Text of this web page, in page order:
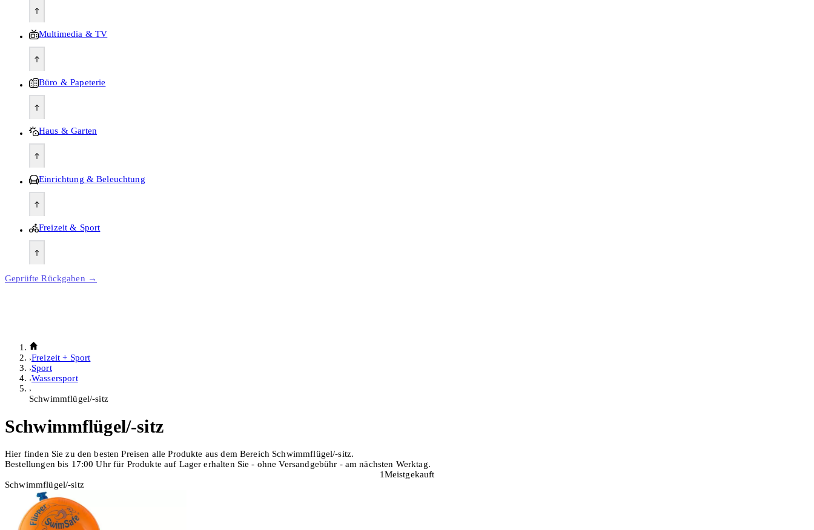
Multimedia & TV
Büro & Papeterie
Haus & Garten
Einrichtung & Beleuchtung
Freizeit & Sport
Geprüfte Rückgaben →
Freizeit + Sport
Sport
Wassersport
Schwimmflügel/-sitz
Schwimmflügel/-sitz
Hier finden Sie zu den besten Preisen alle Produkte aus dem Bereich Schwimmflügel/-sitz.
Bestellungen bis 17:00 Uhr für Produkte auf Lager erhalten Sie - ohne Versandgebühr - am nächsten Werktag.
1Meistgekauft
Schwimmflügel/-sitz